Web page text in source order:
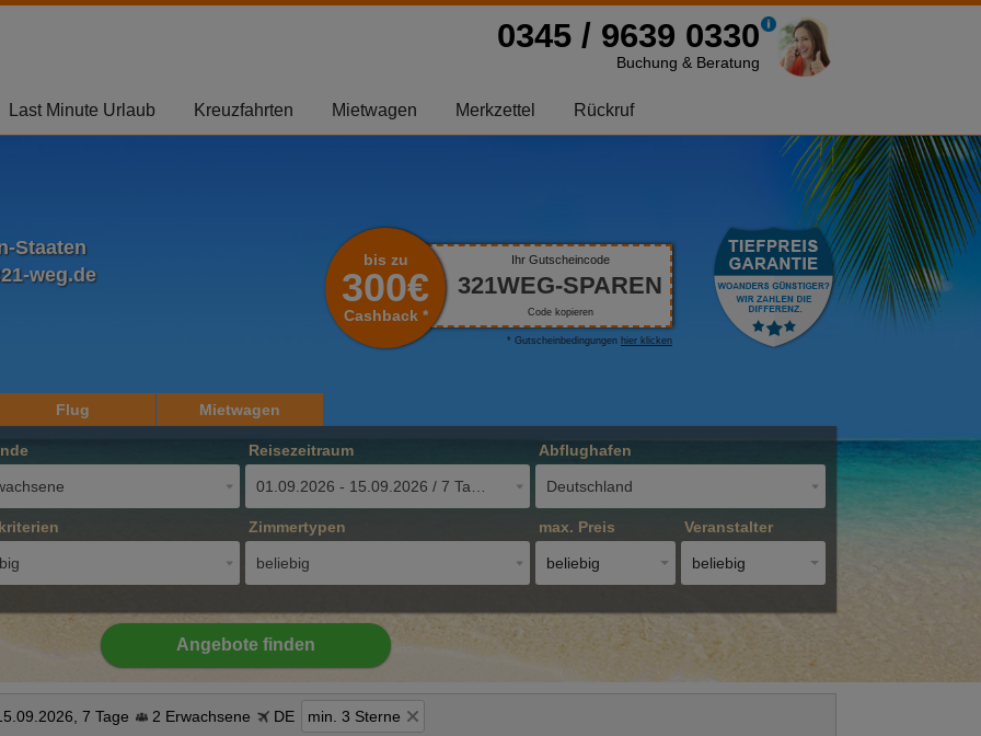
0345 / 9639 0330
Buchung & Beratung
Last Minute Urlaub Kreuzfahrten Mietwagen Merkzettel Rückruf
Staaten
weg.de
bis zu
300€
Cashback *
Ihr Gutscheincode
321WEG-SPAREN
Code kopieren
* Gutscheinbedingungen hier klicken
Flug Mietwagen
Reisezeitraum
01.09.2026 - 15.09.2026 / 7 Tage
Abflughafen
Deutschland
Zimmertypen
beliebig
max. Preis
beliebig
Veranstalter
beliebig
Angebote finden
7 Tage 2 Erwachsene DE min. 3 Sterne